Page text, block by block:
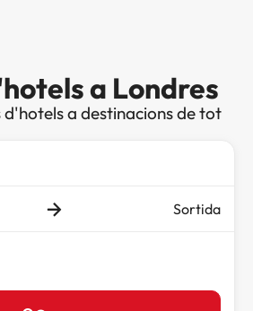
a Londres
d'hotels a destinacions de tot
Sortida